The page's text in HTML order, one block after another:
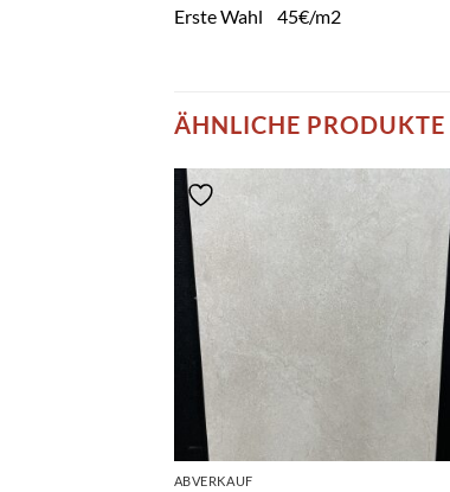
Erste Wahl 45€/m2
ÄHNLICHE PRODUKTE
ABVERKAUF